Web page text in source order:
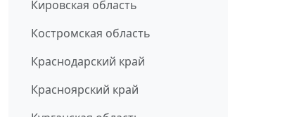
Кировская область
Костромская область
Краснодарский край
Красноярский край